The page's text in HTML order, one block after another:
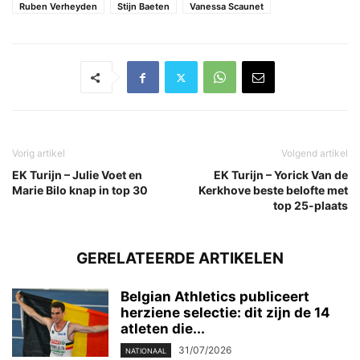
Ruben Verheyden
Stijn Baeten Vanessa Scaunet
Vorig artikel
EK Turijn – Julie Voet en
Marie Bilo knap in top 30
Volgend artikel
EK Turijn – Yorick Van de
Kerkhove beste belofte met
top 25-plaats
GERELATEERDE ARTIKELEN
Belgian Athletics publiceert
herziene selectie: dit zijn de 14
atleten die...
NATIONAAL 31/07/2026